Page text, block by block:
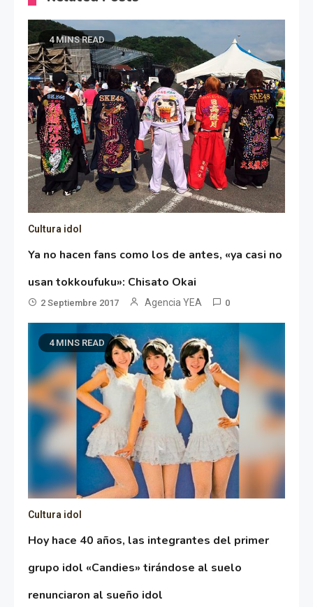
4 MINS READ
Cultura idol
Ya no hacen fans como los de antes, «ya casi no
usan tokkoufuku»: Chisato Okai
2 Septiembre 2017 Agencia YEA 0
4 MINS READ
Cultura idol
Hoy hace 40 años, las integrantes del primer
grupo idol «Candies» tirándose al suelo
renunciaron al sueño idol